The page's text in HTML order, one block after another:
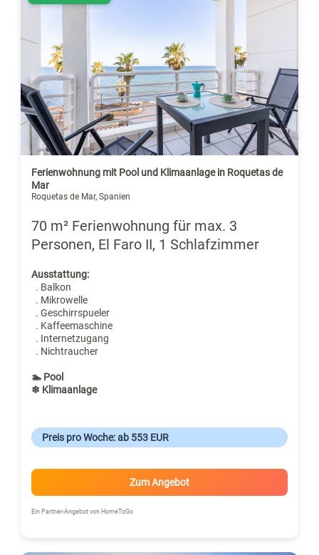
Ferienwohnung mit Pool und Klimaanlage in Roquetas de
Mar
Roquetas de Mar, Spanien
70 m² Ferienwohnung für max. 3
Personen, El Faro II, 1 Schlafzimmer
Ausstattung:
. Balkon
. Mikrowelle
. Geschirrspueler
. Kaffeemaschine
. Internetzugang
. Nichtraucher
🏊 Pool
❄ Klimaanlage
Preis pro Woche: ab 553 EUR
Zum Angebot
Ein Partner-Angebot von HomeToGo